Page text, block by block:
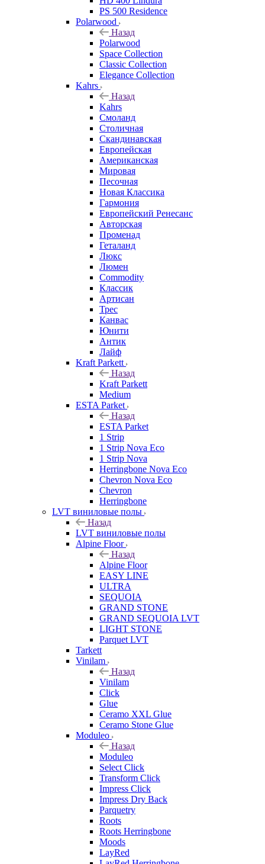
PS 500 Residence
Polarwood
Назад
Polarwood
Space Collection
Classic Collection
Elegance Collection
Kahrs
Назад
Kahrs
Смоланд
Столичная
Скандинавская
Европейская
Американская
Мировая
Песочная
Новая Классика
Гармония
Европейский Ренесанс
Авторская
Променад
Геталанд
Люкс
Люмен
Commodity
Классик
Артисан
Трес
Канвас
Юнити
Антик
Лайф
Kraft Parkett
Назад
Kraft Parkett
Medium
ESTA Parket
Назад
ESTA Parket
1 Strip
1 Strip Nova Eco
1 Strip Nova
Herringbone Nova Eco
Chevron Nova Eco
Chevron
Herringbone
LVT виниловые полы
Назад
LVT виниловые полы
Alpine Floor
Назад
Alpine Floor
EASY LINE
ULTRA
SEQUOIA
GRAND STONE
GRAND SEQUOIA LVT
LIGHT STONE
Parquet LVT
Tarkett
Vinilam
Назад
Vinilam
Click
Glue
Ceramo XXL Glue
Ceramo Stone Glue
Moduleo
Назад
Moduleo
Select Click
Transform Click
Impress Click
Impress Dry Back
Parquetry
Roots
Roots Herringbone
Moods
LayRed